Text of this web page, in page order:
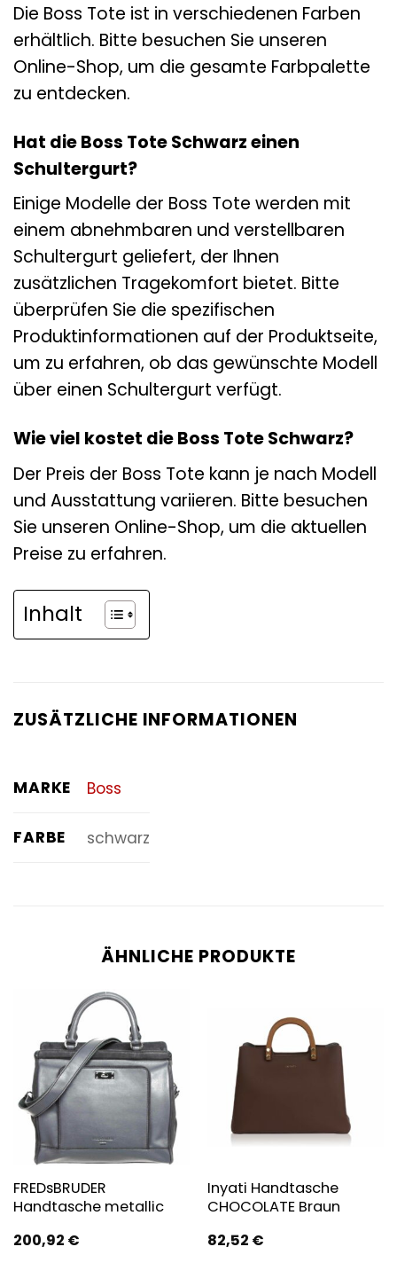
Die Boss Tote ist in verschiedenen Farben
erhältlich. Bitte besuchen Sie unseren
Online-Shop, um die gesamte Farbpalette
zu entdecken.
Hat die Boss Tote Schwarz einen
Schultergurt?
Einige Modelle der Boss Tote werden mit
einem abnehmbaren und verstellbaren
Schultergurt geliefert, der Ihnen
zusätzlichen Tragekomfort bietet. Bitte
überprüfen Sie die spezifischen
Produktinformationen auf der Produktseite,
um zu erfahren, ob das gewünschte Modell
über einen Schultergurt verfügt.
Wie viel kostet die Boss Tote Schwarz?
Der Preis der Boss Tote kann je nach Modell
und Ausstattung variieren. Bitte besuchen
Sie unseren Online-Shop, um die aktuellen
Preise zu erfahren.
Inhalt
ZUSÄTZLICHE INFORMATIONEN
MARKE Boss
FARBE schwarz
ÄHNLICHE PRODUKTE
FREDsBRUDER
Handtasche metallic
200,92 €
Inyati Handtasche
CHOCOLATE Braun
82,52 €